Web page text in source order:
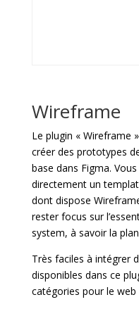
Wireframe
Le plugin « Wireframe
créer des prototypes
base dans Figma.
directement un
dont dispose
rester focus sur
system, à savoir la
Très faciles à intégrer
disponibles dans ce
catégories pour le